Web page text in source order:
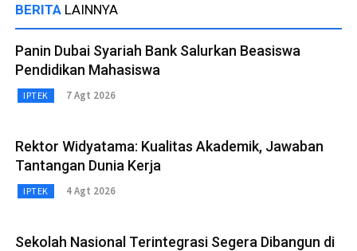
BERITA LAINNYA
Panin Dubai Syariah Bank Salurkan Beasiswa
Pendidikan Mahasiswa
IPTEK 7 Agt 2026
Rektor Widyatama: Kualitas Akademik, Jawaban
Tantangan Dunia Kerja
IPTEK 4 Agt 2026
Sekolah Nasional Terintegrasi Segera Dibangun di